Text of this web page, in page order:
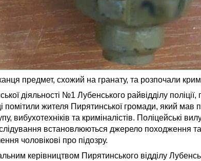
предмет, схожий на гранату, та розпочали
діяльності №1 Лубенського райвідділу
помітили жителя Пирятинської громади, який мав
вибухотехніків та криміналістів. Поліцейські
встановлюються джерело походження
чоловікові про підозру.
керівництвом Пирятинського відділу